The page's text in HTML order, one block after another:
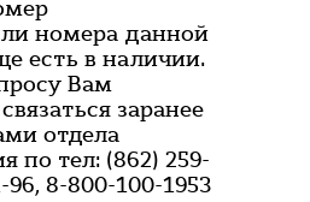
номера данной
есть в наличии.
Вам
заранее
отдела
по тел: (862) 259-
96, 8-800-100-1953